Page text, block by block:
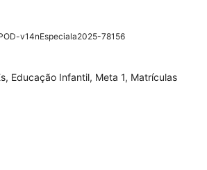
v14nEspeciala2025-78156
Educação Infantil, Meta 1, Matrículas